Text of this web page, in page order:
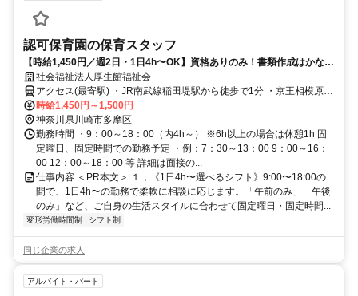
認可保育園の保育スタッフ
【時給1,450円／週2日・1日4h〜OK】資格ありのみ！書類作成はかなり
少なめ！午前のみ・午後のみなど選べる固定シフト／駅徒歩1分で家庭
と両立しやすい認可保育園の保育補助
社会福祉法人厚生館福祉会
アクセス(最寄駅) ・JR南武線稲田堤駅から徒歩で1分 ・京王相模原線
京王稲田堤駅から徒歩で5分 ・京王相模原線京王多摩川駅から車で11
分
時給1,450円～1,500円
神奈川県川崎市多摩区
勤務時間 ・9：00～18：00（内4h～） ※6h以上の場合は休憩1h 固
定曜日、固定時間での勤務予定 ・例：7：30～13：00 9：00～16：
00 12：00～18：00 等 詳細は面接の...
仕事内容 ＜PR本文＞ １，《1日4h〜選べるシフト》9:00〜18:00の
間で、1日4h〜の勤務で柔軟に相談に応じます。「午前のみ」「午後
のみ」など、ご自身の生活スタイルに合わせて固定曜日・固定時間...
変形労働時間制 シフト制
同じ企業の求人
アルバイト・パート